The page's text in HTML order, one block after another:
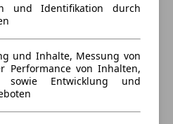
und Identifikation durch
und Inhalte, Messung von
Performance von Inhalten,
sowie Entwicklung und